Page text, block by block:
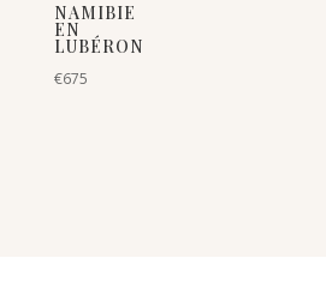
NAMIBIE
EN
LUBÉRON
€675